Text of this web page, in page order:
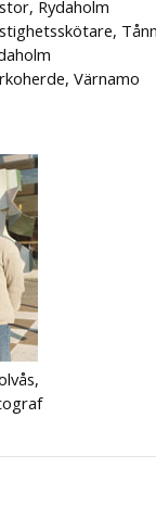
Rydaholm
Värnamo